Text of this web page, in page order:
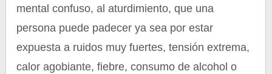
mental confuso, al aturdimiento, que una
persona puede padecer ya sea por estar
expuesta a ruidos muy fuertes, tensión extrema,
calor agobiante, fiebre, consumo de alcohol o